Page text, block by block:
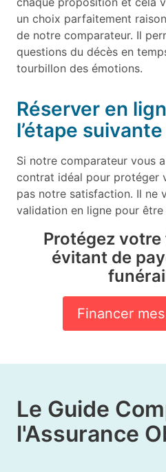
un choix parfaitement
de notre comparateur. Il
questions du décès en
tourbillon des émotions.
Réserver en
l’étape suivante
Si notre comparateur vous
contrat idéal pour protéger
pas notre satisfaction. Il ne
validation en ligne pour
Protégez
évitant de
Financer
Le Guide
l'Assurance